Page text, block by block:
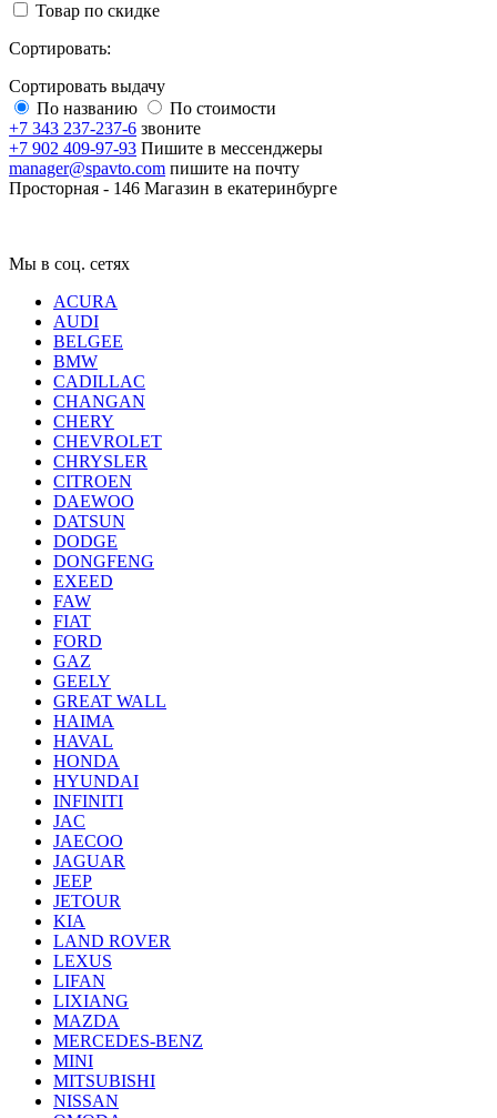
Товар по скидке
Сортировать:
Сортировать выдачу
По названию
По стоимости
+7 343 237-237-6 звоните
+7 902 409-97-93 Пишите в мессенджеры
manager@spavto.com пишите на почту
Просторная - 146 Магазин в екатеринбурге
Мы в соц. сетях
ACURA
AUDI
BELGEE
BMW
CADILLAC
CHANGAN
CHERY
CHEVROLET
CHRYSLER
CITROEN
DAEWOO
DATSUN
DODGE
DONGFENG
EXEED
FAW
FIAT
FORD
GAZ
GEELY
GREAT WALL
HAIMA
HAVAL
HONDA
HYUNDAI
INFINITI
JAC
JAECOO
JAGUAR
JEEP
JETOUR
KIA
LAND ROVER
LEXUS
LIFAN
LIXIANG
MAZDA
MERCEDES-BENZ
MINI
MITSUBISHI
NISSAN